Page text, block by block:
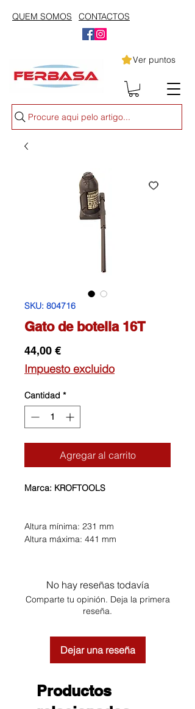
QUEM SOMOS CONTACTOS
Ver puntos
Procure aqui pelo artigo...
SKU: 804716
Gato de botella 16T
44,00 €Precio
Impuesto excluido
Cantidad *
Agregar al carrito
Marca: KROFTOOLS
Altura mínima: 231 mm
Altura máxima: 441 mm
No hay reseñas todavía
Comparte tu opinión. Deja la primera
reseña.
Dejar una reseña
Productos